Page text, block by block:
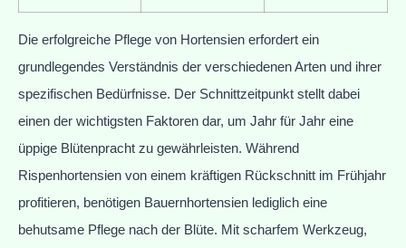
Die erfolgreiche Pflege von Hortensien erfordert ein
grundlegendes Verständnis der verschiedenen Arten und ihrer
spezifischen Bedürfnisse. Der Schnittzeitpunkt stellt dabei
einen der wichtigsten Faktoren dar, um Jahr für Jahr eine
üppige Blütenpracht zu gewährleisten. Während
Rispenhortensien von einem kräftigen Rückschnitt im Frühjahr
profitieren, benötigen Bauernhortensien lediglich eine
behutsame Pflege nach der Blüte. Mit scharfem Werkzeug,